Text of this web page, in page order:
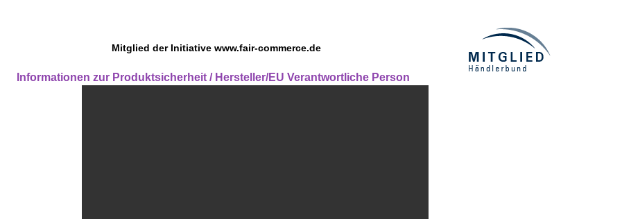
Mitglied der Initiative www.fair-commerce.de
Informationen zur Produktsicherheit / Hersteller/EU Verantwortliche Person